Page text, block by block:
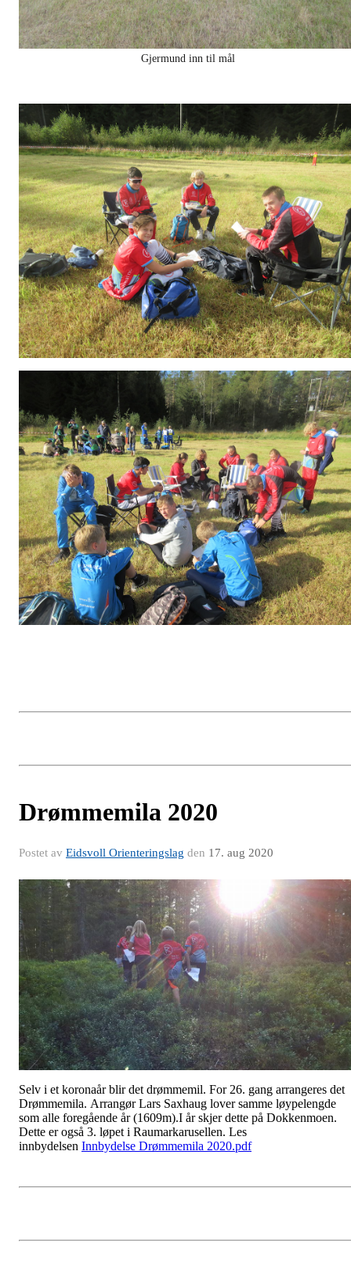
Gjermund inn til mål
Drømmemila 2020
Postet av Eidsvoll Orienteringslag den 17. aug 2020
Selv i et koronaår blir det drømmemil. For 26. gang arrangeres det
Drømmemila. Arrangør Lars Saxhaug lover samme løypelengde
som alle foregående år (1609m).I år skjer dette på Dokkenmoen.
Dette er også 3. løpet i Raumarkarusellen. Les
innbydelsen Innbydelse Drømmemila 2020.pdf